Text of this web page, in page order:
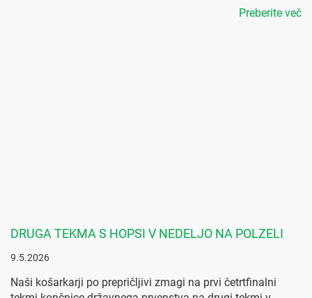
Preberite več
DRUGA TEKMA S HOPSI V NEDELJO NA POLZELI
9.5.2026
Naši košarkarji po prepričljivi zmagi na prvi četrtfinalni